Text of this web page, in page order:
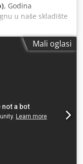
, Godina
u naše skladište
kupci dobivaju
nultim brojem
očišćen i
izvrsno.
stroj se u
čak i s
Svi
se obnavljaju
Mali oglasi